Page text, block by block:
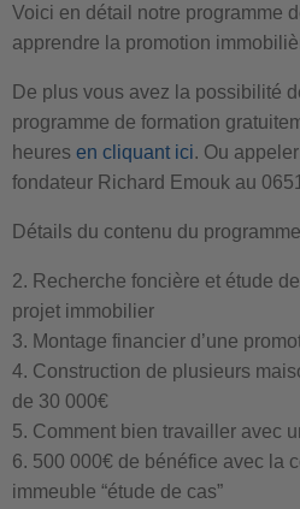
Voici en détail notre programme
apprendre la promotion
De plus vous avez la possibilité
programme de formation
heures en cliquant ici. Ou
fondateur Richard Emouk au
Détails du contenu du
2. Recherche foncière et étude
projet immobilier
3. Montage financier d’une
4. Construction de plusieurs
de 30 000€
5. Comment bien travailler avec
6. 500 000€ de bénéfice avec la
immeuble “étude de cas”